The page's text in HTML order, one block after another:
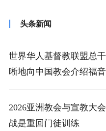
头条新闻
世界华人基督教联盟总
晰地向中国教会介绍福
2026亚洲教会与宣教大
战是重回门徒训练